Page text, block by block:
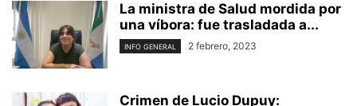
La ministra de Salud mordida por
una víbora: fue trasladada a...
INFO GENERAL 2 febrero, 2023
Crimen de Lucio Dupuy: